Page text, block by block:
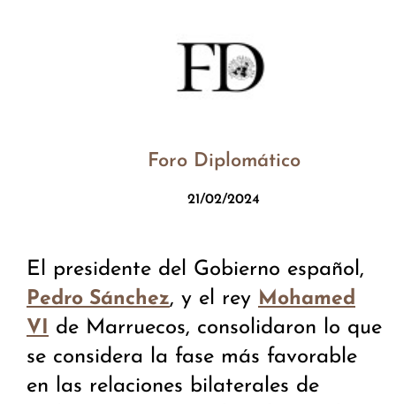
Foro Diplomático
21/02/2024
El presidente del Gobierno español,
Pedro Sánchez, y el rey Mohamed
VI de Marruecos, consolidaron lo que
se considera la fase más favorable
en las relaciones bilaterales de